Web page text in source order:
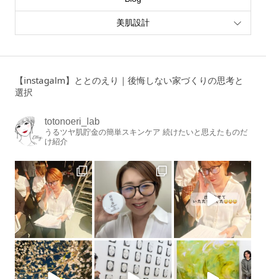
美肌設計
【instagalm】ととのえり｜後悔しない家づくりの思考と
選択
totonoeri_lab
うるツヤ肌貯金の簡単スキンケア 続けたいと思えたものだ
け紹介